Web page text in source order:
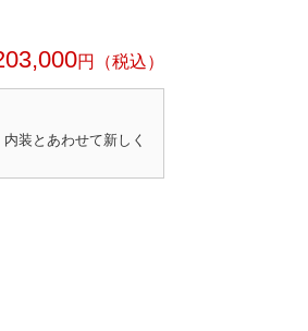
円
装とあわせて新しく